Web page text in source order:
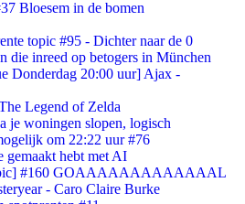
Bloesem in de bomen
topic #95 - Dichter naar de 0
die inreed op betogers in München
Donderdag 20:00 uur] Ajax -
Legend of Zelda
je woningen slopen, logisch
om 22:22 uur #76
gemaakt hebt met AI
#160 GOAAAAAAAAAAAAAL
- Caro Claire Burke